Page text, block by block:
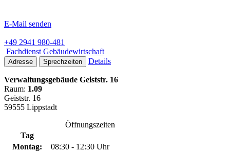
E-Mail senden
+49 2941 980-481
Fachdienst Gebäudewirtschaft
Adresse Sprechzeiten Details
Verwaltungsgebäude Geiststr. 16
Raum: 1.09
Geiststr. 16
59555 Lippstadt
Öffnungszeiten
Tag
Montag:
08:30 - 12:30 Uhr